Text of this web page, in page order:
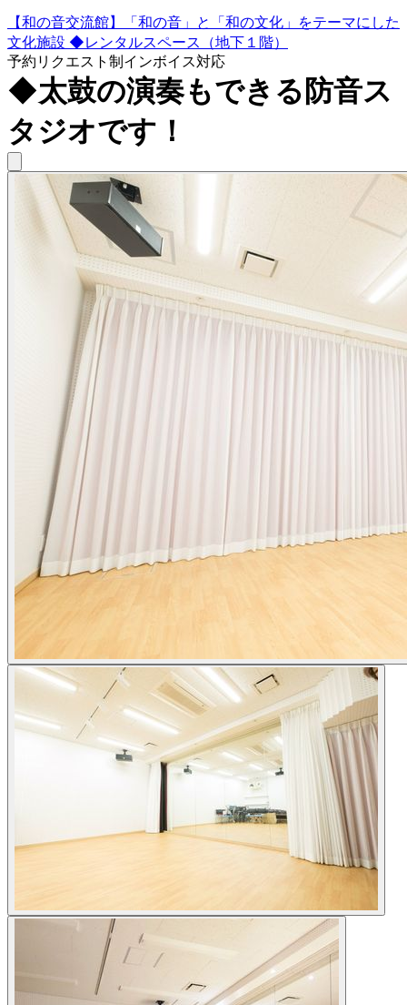
【和の音交流館】「和の音」と「和の文化」をテーマにした
文化施設 ◆レンタルスペース（地下１階）
予約リクエスト制インボイス対応
◆太鼓の演奏もできる防音ス
タジオです！